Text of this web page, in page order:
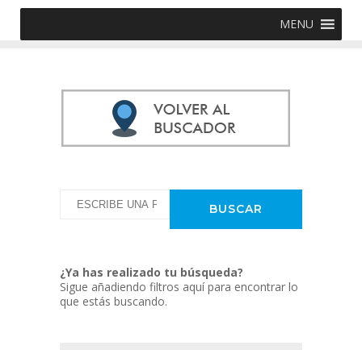
MENU
¿Ya has realizado tu búsqueda?
Sigue añadiendo filtros aquí para encontrar lo
que estás buscando.